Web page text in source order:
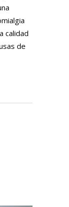
calidad
de